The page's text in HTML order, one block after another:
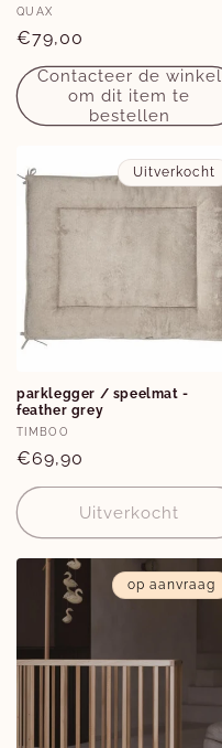
Verkoper:
QUAX
Normale
prijs
€79,00
Contacteer de winkel
om dit item te
bestellen
Uitverkocht
parklegger / speelmat -
feather grey
Verkoper:
TIMBOO
Normale
prijs
€69,90
Uitverkocht
op aanvraag